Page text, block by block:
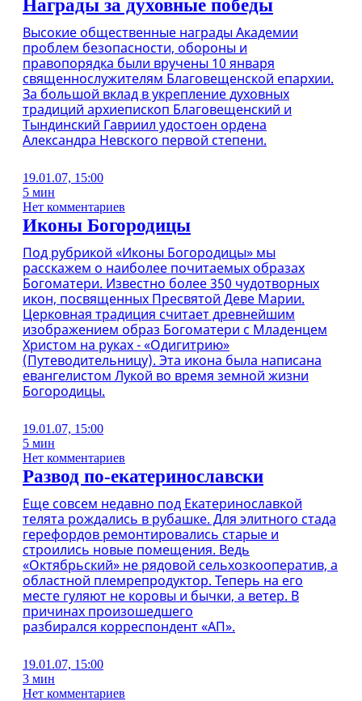
Награды за духовные победы
Высокие общественные награды Академии
проблем безопасности, обороны и
правопорядка были вручены 10 января
священнослужителям Благовещенской епархии.
За большой вклад в укрепление духовных
традиций архиепископ Благовещенский и
Тындинский Гавриил удостоен ордена
Александра Невского первой степени.
19.01.07, 15:00
5 мин
Нет комментариев
Иконы Богородицы
Под рубрикой «Иконы Богородицы» мы
расскажем о наиболее почитаемых образах
Богоматери. Известно более 350 чудотворных
икон, посвященных Пресвятой Деве Марии.
Церковная традиция считает древнейшим
изображением образ Богоматери с Младенцем
Христом на руках - «Одигитрию»
(Путеводительницу). Эта икона была написана
евангелистом Лукой во время земной жизни
Богородицы.
19.01.07, 15:00
5 мин
Нет комментариев
Развод по-екатеринославски
Еще совсем недавно под Екатеринославкой
телята рождались в рубашке. Для элитного стада
герефордов ремонтировались старые и
строились новые помещения. Ведь
«Октябрьский» не рядовой сельхозкооператив, а
областной племрепродуктор. Теперь на его
месте гуляют не коровы и бычки, а ветер. В
причинах произошедшего
разбирался корреспондент «АП».
19.01.07, 15:00
3 мин
Нет комментариев